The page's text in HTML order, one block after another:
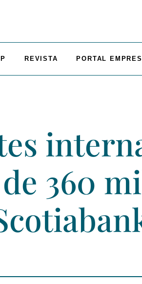
REVISTA PORTAL
360